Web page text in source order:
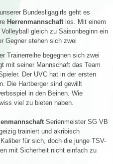
Bundesligagirls geht es
Herrenmannschaftlos. Mit einem
gleich zu Saisonbeginn ein
Gegner stehen sich zwei
Trainerreihe begegnen sich zwei
mit seiner Mannschaft das Team
Der UVC hat in der ersten
Die Hartberger sind gewillt
in den Beinen. Wie
viel zu bieten haben.
Serienmeister SG VB
trainiert und akribisch
für sich, doch die junge TSV-
mit Sicherheit nicht einfach zu